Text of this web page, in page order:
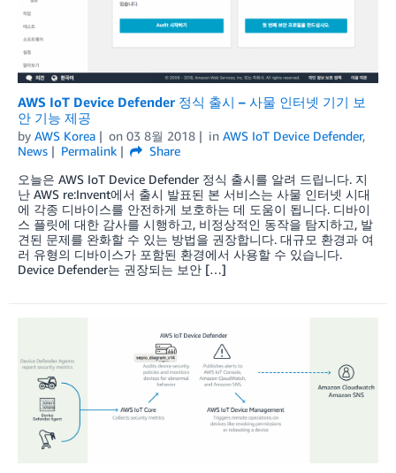
AWS IoT Device Defender 정식 출시 – 사물 인터넷 기기 보
안 기능 제공
by AWS Korea on 03 8월 2018 in AWS IoT Device Defender,
News
Permalink
Share
오늘은 AWS IoT Device Defender 정식 출시를 알려 드립니다. 지
난 AWS re:Invent에서 출시 발표된 본 서비스는 사물 인터넷 시대
에 각종 디바이스를 안전하게 보호하는 데 도움이 됩니다. 디바이
스 플릿에 대한 감사를 시행하고, 비정상적인 동작을 탐지하고, 발
견된 문제를 완화할 수 있는 방법을 권장합니다. 대규모 환경과 여
러 유형의 디바이스가 포함된 환경에서 사용할 수 있습니다.
Device Defender는 권장되는 보안 […]